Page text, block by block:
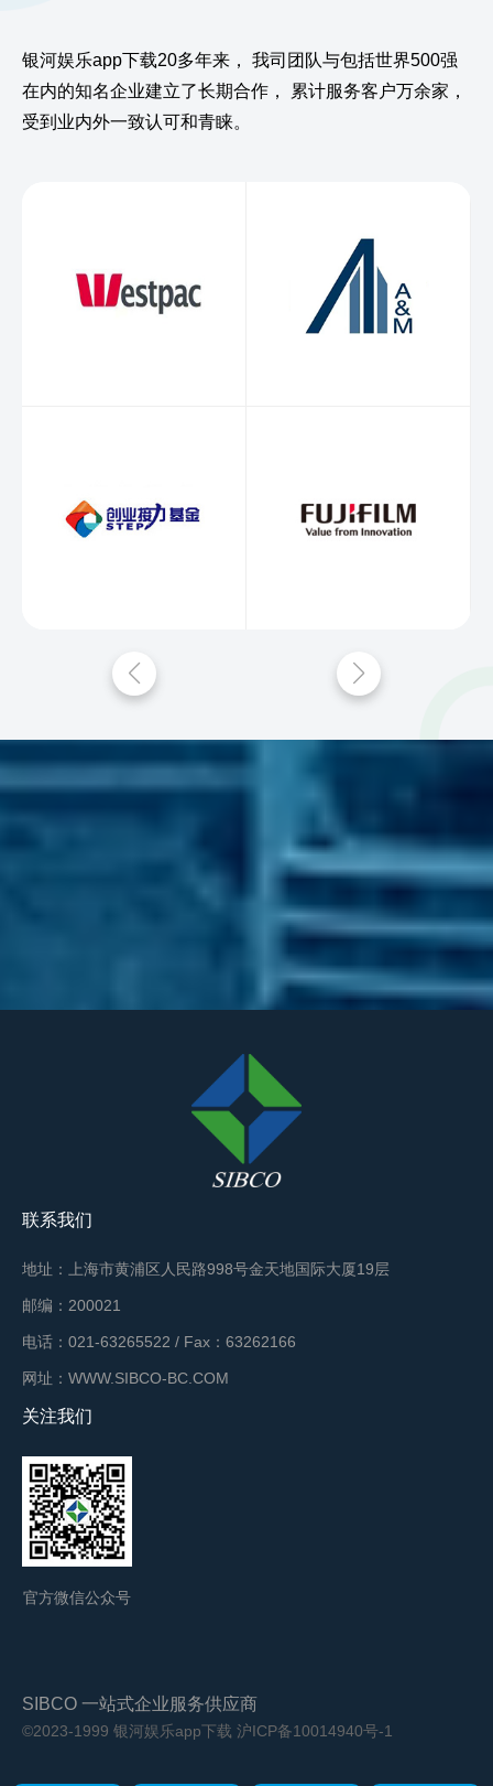
银河娱乐app下载20多年来，
我司团队与包括世界500强
在内的知名企业建立了长期合作，
累计服务客户万余家，
受到业内外一致认可和青睐。
联系我们
地址：上海市黄浦区人民路998号金天地国际大厦19层
邮编：200021
电话：021-63265522 / Fax：63262166
网址：WWW.SIBCO-BC.COM
关注我们
官方微信公众号
SIBCO 一站式企业服务供应商
©2023-1999 银河娱乐app下载 沪ICP备10014940号-1